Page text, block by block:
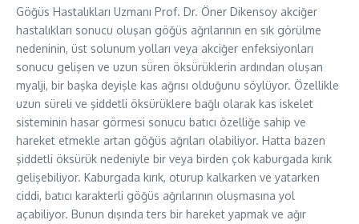
Göğüs Hastalıkları Uzmanı Prof. Dr. Öner Dikensoy akciğer
hastalıkları sonucu oluşan göğüs ağrılarının en sık görülme
nedeninin, üst solunum yolları veya akciğer enfeksiyonları
sonucu gelişen ve uzun süren öksürüklerin ardından oluşan
myalji, bir başka deyişle kas ağrısı olduğunu söylüyor. Özellikle
uzun süreli ve şiddetli öksürüklere bağlı olarak kas iskelet
sisteminin hasar görmesi sonucu batıcı özelliğe sahip ve
hareket etmekle artan göğüs ağrıları olabiliyor. Hatta bazen
şiddetli öksürük nedeniyle bir veya birden çok kaburgada kırık
gelişebiliyor. Kaburgada kırık, oturup kalkarken ve yatarken
ciddi, batıcı karakterli göğüs ağrılarının oluşmasına yol
açabiliyor. Bunun dışında ters bir hareket yapmak ve ağır